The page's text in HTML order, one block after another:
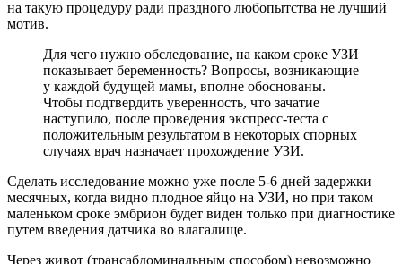
на такую процедуру ради праздного любопытства не лучший
мотив.
Для чего нужно обследование, на каком сроке УЗИ
показывает беременность? Вопросы, возникающие
у каждой будущей мамы, вполне обоснованы.
Чтобы подтвердить уверенность, что зачатие
наступило, после проведения экспресс-теста с
положительным результатом в некоторых спорных
случаях врач назначает прохождение УЗИ.
Сделать исследование можно уже после 5-6 дней задержки
месячных, когда видно плодное яйцо на УЗИ, но при таком
маленьком сроке эмбрион будет виден только при диагностике
путем введения датчика во влагалище.
Через живот (трансабдоминальным способом) невозможно